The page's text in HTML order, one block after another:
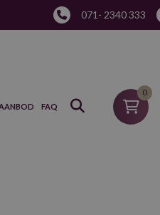
071- 2340 333
FAQ
0